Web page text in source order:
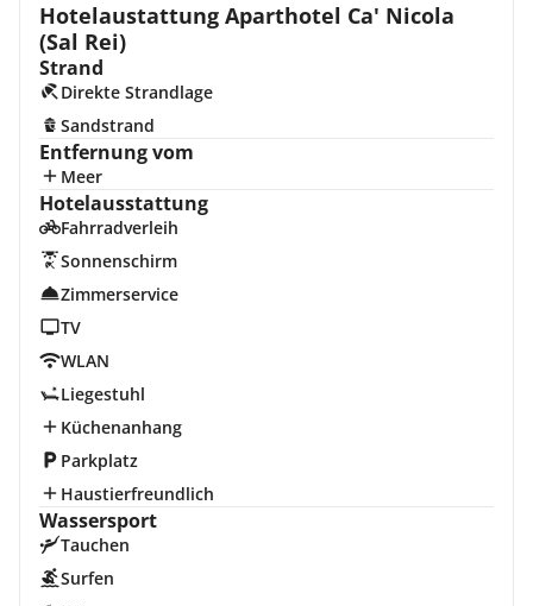
Hotelaustattung Aparthotel Ca' Nicola
(Sal Rei)
Strand
Direkte Strandlage
Sandstrand
Entfernung vom
Meer
Hotelausstattung
Fahrradverleih
Sonnenschirm
Zimmerservice
TV
WLAN
Liegestuhl
Küchenanhang
Parkplatz
Haustierfreundlich
Wassersport
Tauchen
Surfen